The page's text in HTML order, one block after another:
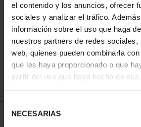
el contenido y los anuncios, ofrecer
sociales y analizar el tráfico.
información sobre el uso que haga
nuestros partners de redes sociales,
web, quienes pueden combinarla
que les haya proporcionado o que
partir del uso que haya hecho de
NECESARIAS
ORDENAR POR:
REFINAR
1 Productos encontrados